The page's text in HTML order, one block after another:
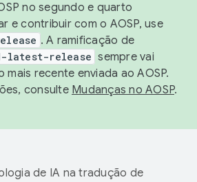
no segundo e quarto
e contribuir com o AOSP, use
. A ramificação de
latest-release sempre vai
mais recente enviada ao AOSP.
consulte Mudanças no AOSP.
de IA na tradução de